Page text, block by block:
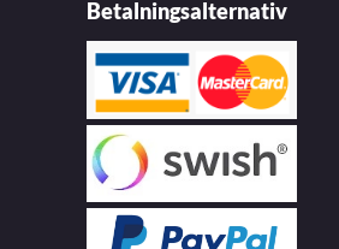
Betalningsalternativ